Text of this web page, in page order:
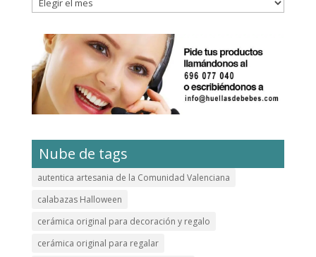
Nube de tags
autentica artesania de la Comunidad Valenciana
calabazas Halloween
cerámica original para decoración y regalo
cerámica original para regalar